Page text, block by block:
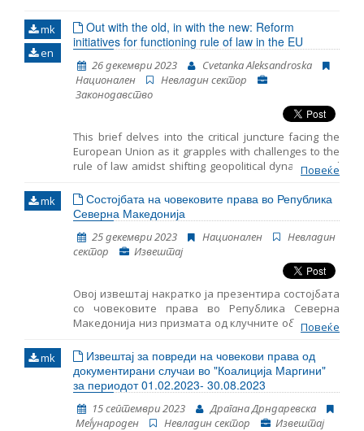
чекаше почнувањето на пристапните
преговори повеќе од една деценија, додека
бележи пад на поддршката за членство во
Европската унија и политичката
нестабилност во последниве години. Во
рамките на програмата за владеење на
на усогласеност со принципот на владеење
на прав
mk
en
Out with the old, in with the new: Reform
initiatives for functioning rule of law in the EU
26 декември 2023
Cvetanka Aleksandroska
Национален
Невладин сектор
Законодавство
This brief delves into the critical juncture facing the
European Union as it grapples with challenges to the
rule of law amidst shifting geopolitical dynamics and
discussions on future enlargement. Recent proposals
from the Franco–German expert group and the
European Parliament aim to bolster enforcement
mechanisms and streamline decision-making
processes to address the rule of law breaches
effectively. However, achieving a consensus on these
reforms presents significant challenges amidst
divergent Member State perspectives. Despite the
hurdles, reform initiatives present opportunities to
fortify the EU’s commitment to the rule of law,
necessitating sustained discussions and diplomatic
Повеќе
mk
Состојбата на човековите права во Република
Северна Македонија
25 декември 2023 Национален
Невладин
сектор
Извештај
Овој извештај накратко ја презентира состојбата
со човековите права во Република Северна
Македонија низ призмата од клучните области во
кои работи Институтот за човекови права.
Извештајов има за цел да ги утврди важните
настани и аспекти на (не)почитувањето на
човековите права во нашава земја, кои ја
одбележаа 2023 година.
Повеќе
mk
Извештај за повреди на човекови права од
документирани случаи во "Коалиција Маргини"
за периодот 01.02.2023- 30.08.2023
15 септември 2023
Драгана Дрндаревска
Mеѓународен
Невладин сектор Извештај